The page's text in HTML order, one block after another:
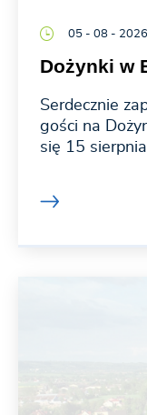
05 - 08 - 2026
Dożynki w
Serdecznie
gości na
się 15